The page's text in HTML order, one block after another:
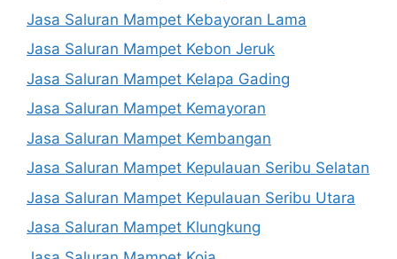
Jasa Saluran Mampet Kebayoran Lama
Jasa Saluran Mampet Kebon Jeruk
Jasa Saluran Mampet Kelapa Gading
Jasa Saluran Mampet Kemayoran
Jasa Saluran Mampet Kembangan
Jasa Saluran Mampet Kepulauan Seribu Selatan
Jasa Saluran Mampet Kepulauan Seribu Utara
Jasa Saluran Mampet Klungkung